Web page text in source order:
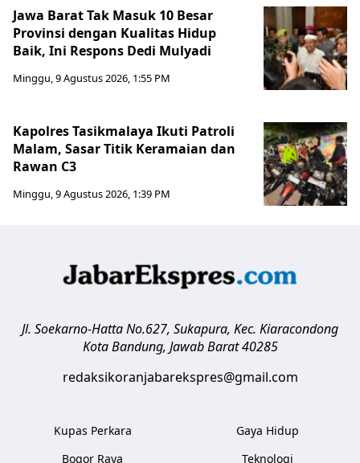
Jawa Barat Tak Masuk 10 Besar
Provinsi dengan Kualitas Hidup
Baik, Ini Respons Dedi Mulyadi
Minggu, 9 Agustus 2026, 1:55 PM
Kapolres Tasikmalaya Ikuti Patroli
Malam, Sasar Titik Keramaian dan
Rawan C3
Minggu, 9 Agustus 2026, 1:39 PM
Jl. Soekarno-Hatta No.627, Sukapura, Kec. Kiaracondong
Kota Bandung, Jawab Barat 40285
redaksikoranjabarekspres@gmail.com
Kupas Perkara
Bogor Raya
Gaya Hidup
Teknologi